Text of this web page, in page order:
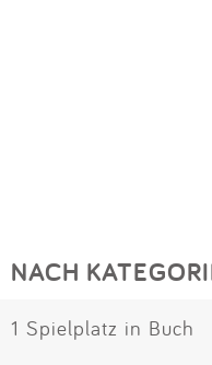
NACH
1 Spielplatz in Buch